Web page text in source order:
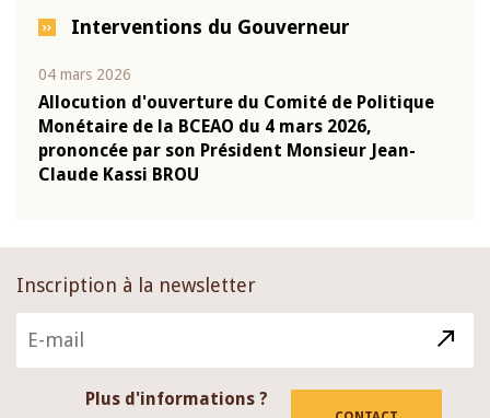
Interventions du Gouverneur
04 mars 2026
Allocution d'ouverture du Comité de Politique
Monétaire de la BCEAO du 4 mars 2026,
prononcée par son Président Monsieur Jean-
Claude Kassi BROU
Inscription à la newsletter
Plus d'informations ?